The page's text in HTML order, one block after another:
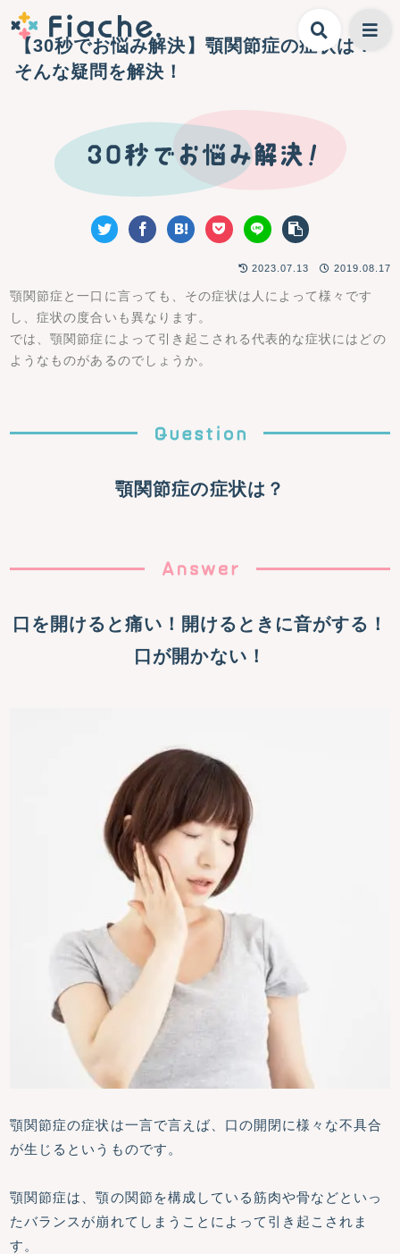
【30秒でお悩み解決】顎関節症の症状は？
そんな疑問を解決！
2023.07.13 2019.08.17
顎関節症と一口に言っても、その症状は人によって様々です
し、症状の度合いも異なります。
では、顎関節症によって引き起こされる代表的な症状にはどの
ようなものがあるのでしょうか。
顎関節症の症状は？
口を開けると痛い！開けるときに音がする！
口が開かない！
顎関節症の症状は一言で言えば、口の開閉に様々な不具合
が生じるというものです。
顎関節症は、顎の関節を構成している筋肉や骨などといっ
たバランスが崩れてしまうことによって引き起こされま
す。